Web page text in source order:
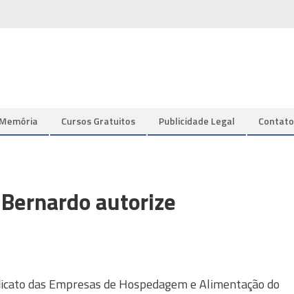
Memória Cursos Gratuitos Publicidade Legal Contato
autorize
das Empresas de Hospedagem e Alimentação do